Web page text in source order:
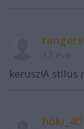
kerusz!A stílus
hoki_40